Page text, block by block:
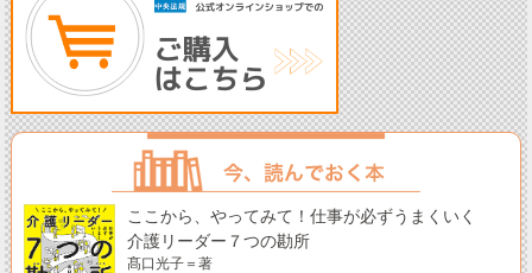
ここから、やってみて！仕事が必ずうまくいく
介護リーダー７つの勘所
髙口光子＝著